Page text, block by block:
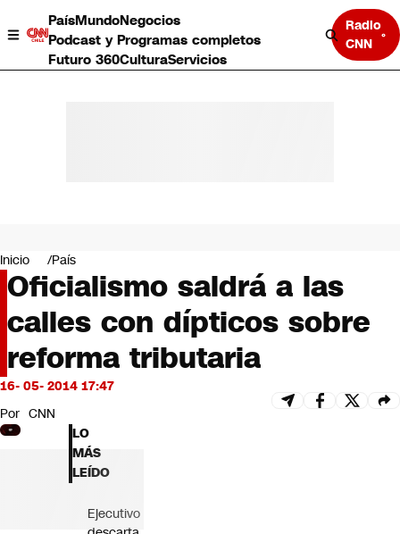
PaísMundoNegocios
Podcast y Programas completos
Futuro 360CulturaServicios
Radio
CNN
Negocios
Deportes
Programas completos
Cultura
Servicios
Bits
CNN tiempo
Futuro 360
Opinión
Inicio País
Oficialismo saldrá a las
calles con dípticos sobre
reforma tributaria
16- 05- 2014 17:47
Por CNN
LO
MÁS
LEÍDO
Ejecutivo